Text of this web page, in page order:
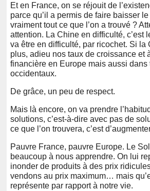
Et en France, on se réjouit de
parce qu’il a permis de faire baisser le
vraiment tout ce que l’on a trouvé ?
attention. La Chine en difficulté, c’est
va être en difficulté, par ricochet. Si la
plus, adieu nos taux de croissance et
financière en Europe mais aussi dans
occidentaux.
De grâce, un peu de respect.
Mais là encore, on va prendre
solutions, c’est-à-dire avec pas de
ce que l’on trouvera, c’est
Pauvre France, pauvre Europe. Le
beaucoup à nous apprendre. On lui
inonder de produits à des prix
vendons au prix maximum… mais
représente par rapport à notre vie.